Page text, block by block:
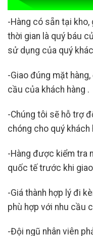
-Hàng có sẵn tại kho,
thời gian là quý báu
sử dụng của quý
-Giao đúng mặt
cầu của khách hàng .
-Chúng tôi sẽ hỗ trợ
chóng cho quý khách
-Hàng được kiểm tra
quốc tế trước khi
-Giá thành hợp lý đi
phù hợp với nhu cầu
-Đội ngũ nhân viên